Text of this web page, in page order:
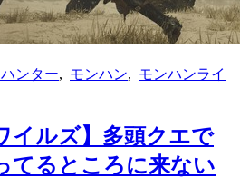
ンター
モンハン
モンハンライ
イルズ】多頭クエで
てるところに来ない